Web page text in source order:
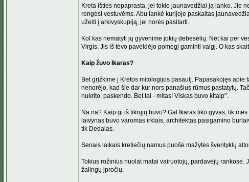
Kreta išties nepaprasta, jei tokie jaunavedžiai ją lanko. Jie
rengėsi vestuvėms. Abu lankė kurijoje paskaitas
užeiti į arkivyskupiją, jei norės pasitarti.
Kol kas nematyti jų gyvenime jokių debesėlių. Net kai per
Virgis. Jis iš tėvo paveldėjo pomėgį gaminti valgį. O kas
Kaip žuvo Ikaras?
Bet grįžkime į Kretos mitologijos pasaulį. Papasakojęs
nenorėjo, kad šie dar kur nors panašius rūmus pastatytų.
nukrito, paskendo. Bet tai - mitas! Viskas buvo kitaip".
Na na? Kaip gi iš tikrųjų buvo? Gal Ikaras liko gyvas, tik
laivynas buvo varomas irklais, architektas pasigamino
tik Dedalas.
Senais laikais kretiečių namus puošė mažytės šventyklų
Tokius rožinius nuolat matai vairuotojų, pardavėjų rankose.
žalingų įpročių.